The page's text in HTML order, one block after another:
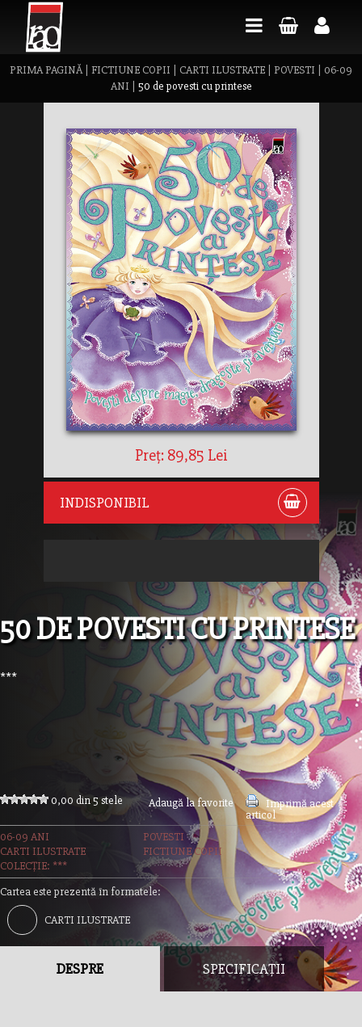
PRIMA PAGINĂ| FICTIUNE COPII CARTI ILUSTRATE POVESTI
06-09
ANI
50 de povesti cu printese
Preț: 89,85 Lei
INDISPONIBIL
50 DE POVESTI CU PRINTESE
***
0,00 din 5 stele Adaugă la favorite
Imprimă acest
articol
06-09 ANI
POVESTI
CARTI ILUSTRATE
FICTIUNE COPII
COLECȚIE: ***
Cartea este prezentă în formatele:
CARTI ILUSTRATE
DESPRE SPECIFICAȚII